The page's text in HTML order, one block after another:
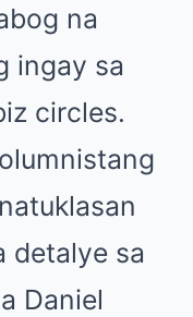
na
ingay sa
circles.
detalye sa
Daniel